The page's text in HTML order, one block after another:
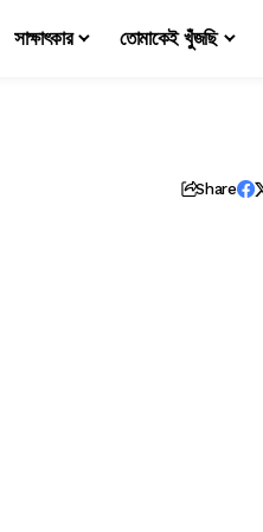
সাক্ষাৎকার তোমাকেই খুঁজছি
Share